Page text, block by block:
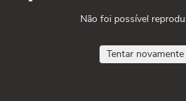
Não foi possível
Tentar novamente